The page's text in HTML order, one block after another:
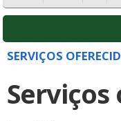
SERVIÇOS